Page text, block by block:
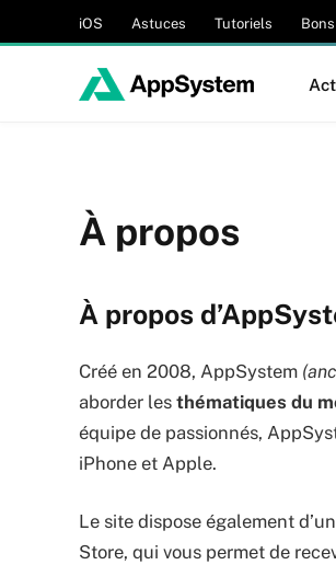
iOS Astuces Tutoriels
À propos
À propos
Créé en 2008, AppSystem
aborder les thématiques du
équipe de passionnés,
iPhone et Apple.
Le site dispose également
Store, qui vous permet de